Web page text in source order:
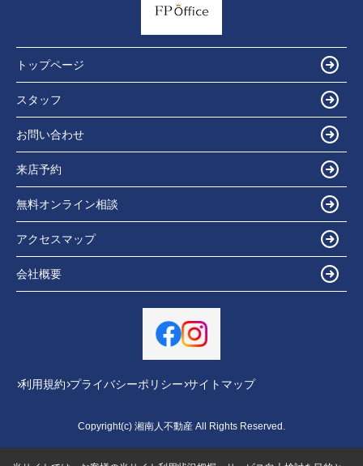
トップページ
スタッフ
お問い合わせ
来店予約
無料オンライン相談
アクセスマップ
会社概要
利用規約 プライバシーポリシー サイトマップ
Copyright(c) 湘南人不動産 All Rights Reserved.